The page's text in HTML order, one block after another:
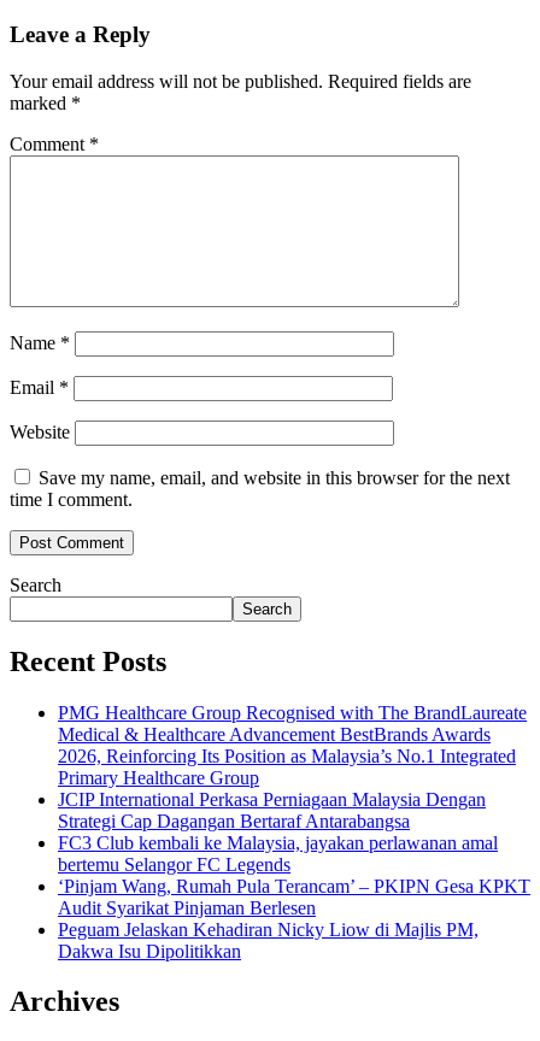
Leave a Reply
Your email address will not be published. Required fields are
marked *
Comment *
Name *
Email *
Website
Save my name, email, and website in this browser for the next
time I comment.
Search
Search
Recent Posts
PMG Healthcare Group Recognised with The BrandLaureate
Medical & Healthcare Advancement BestBrands Awards
2026, Reinforcing Its Position as Malaysia’s No.1 Integrated
Primary Healthcare Group
JCIP International Perkasa Perniagaan Malaysia Dengan
Strategi Cap Dagangan Bertaraf Antarabangsa
FC3 Club kembali ke Malaysia, jayakan perlawanan amal
bertemu Selangor FC Legends
‘Pinjam Wang, Rumah Pula Terancam’ – PKIPN Gesa KPKT
Audit Syarikat Pinjaman Berlesen
Peguam Jelaskan Kehadiran Nicky Liow di Majlis PM,
Dakwa Isu Dipolitikkan
Archives